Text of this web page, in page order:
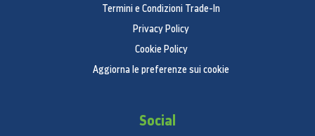
Termini e Condizioni Trade-In
Privacy Policy
Cookie Policy
Aggiorna le preferenze sui cookie
Social